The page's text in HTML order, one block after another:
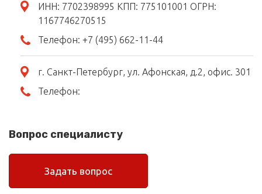
ИНН: 7702398995 КПП: 775101001 ОГРН:
1167746270515
Телефон: +7 (495) 662-11-44
г. Санкт-Петербург, ул. Афонская, д.2, офис. 301
Телефон:
Вопрос специалисту
Задать вопрос